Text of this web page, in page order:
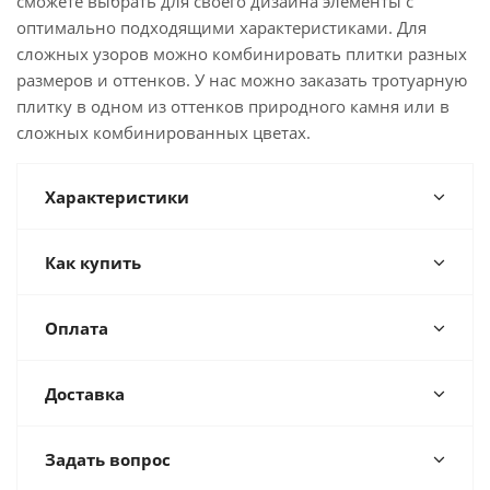
оптимально подходящими характеристиками. Для
сложных узоров можно комбинировать плитки разных
размеров и оттенков. У нас можно заказать тротуарную
плитку в одном из оттенков природного камня или в
сложных комбинированных цветах.
Характеристики
Как купить
Оплата
Доставка
Задать вопрос